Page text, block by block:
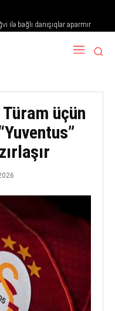
ilə bağlı danışıqlar aparmır
üçün